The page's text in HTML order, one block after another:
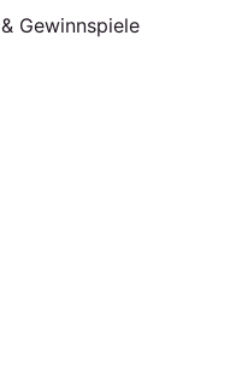
Gewinnspiele